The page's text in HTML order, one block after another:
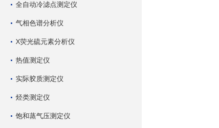
全自动冷滤点测定仪
气相色谱分析仪
X荧光硫元素分析仪
热值测定仪
实际胶质测定仪
烃类测定仪
饱和蒸气压测定仪